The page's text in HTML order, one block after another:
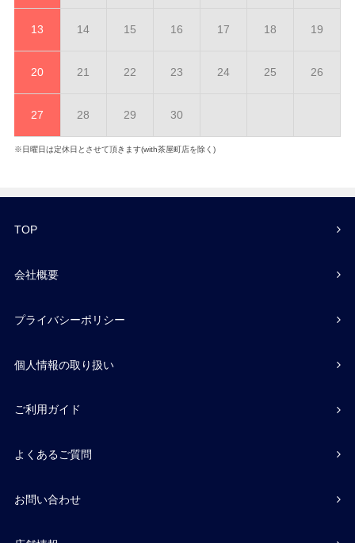
13 14 15 16 17 18 19
20 21 22 23 24 25 26
27 28 29 30
※日曜日は定休日とさせて頂きます(with茶屋町店を除く)
TOP
会社概要
プライバシーポリシー
個人情報の取り扱い
ご利用ガイド
よくあるご質問
お問い合わせ